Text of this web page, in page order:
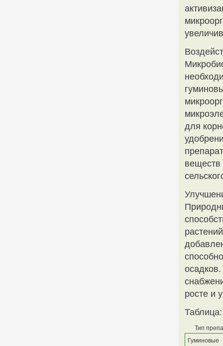
для
веществ
росте и
Тип
Гуминовые